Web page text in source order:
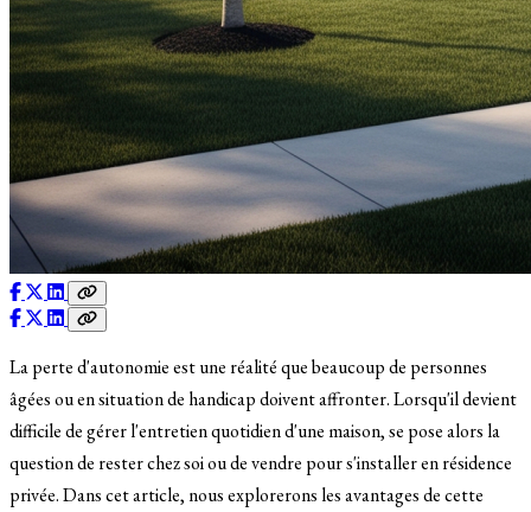
La perte d'autonomie est une réalité que beaucoup de personnes
âgées ou en situation de handicap doivent affronter. Lorsqu'il devient
difficile de gérer l'entretien quotidien d'une maison, se pose alors la
question de rester chez soi ou de vendre pour s'installer en résidence
privée. Dans cet article, nous explorerons les avantages de cette